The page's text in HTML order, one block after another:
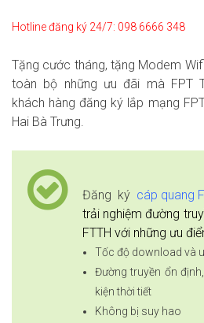
Hotline đăng ký 24/7: 098 6666 348
Tặng cước tháng, tặng Modem
toàn bộ những ưu đãi mà FPT
khách hàng đăng ký lắp mạng
Hai Bà Trưng.
Đăng ký cáp quang
trải nghiệm đường
FTTH với những ưu
Tốc độ download và
Đường truyền ổn
kiện thời tiết
Không bị suy hao